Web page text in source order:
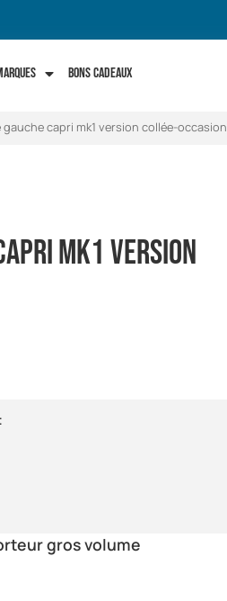
Bons Cadeaux
capri mk1 version collée-occasion
mk1 version
gros volume